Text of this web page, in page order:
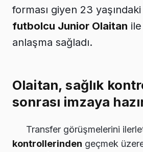
forması giyen 23 yaşındaki
futbolcu Junior Olaitan
anlaşma sağladı.
Olaitan, sağlık
sonrası imzaya
Transfer görüşmelerini
kontrollerinden geçmek